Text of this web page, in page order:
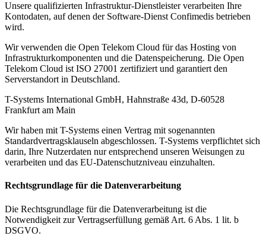
Unsere qualifizierten Infrastruktur-Dienstleister verarbeiten Ihre
Kontodaten, auf denen der Software-Dienst Confimedis betrieben
wird.
Wir verwenden die Open Telekom Cloud für das Hosting von
Infrastrukturkomponenten und die Datenspeicherung. Die Open
Telekom Cloud ist ISO 27001 zertifiziert und garantiert den
Serverstandort in Deutschland.
T-Systems International GmbH, Hahnstraße 43d, D-60528
Frankfurt am Main
Wir haben mit T-Systems einen Vertrag mit sogenannten
Standardvertragsklauseln abgeschlossen. T-Systems verpflichtet sich
darin, Ihre Nutzerdaten nur entsprechend unseren Weisungen zu
verarbeiten und das EU-Datenschutzniveau einzuhalten.
Rechtsgrundlage für die Datenverarbeitung
Die Rechtsgrundlage für die Datenverarbeitung ist die
Notwendigkeit zur Vertragserfüllung gemäß Art. 6 Abs. 1 lit. b
DSGVO.